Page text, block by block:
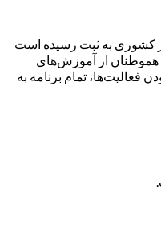
کشوری به ثبت رسیده است
از آموزش‌های
فعالیت‌ها، تمام برنامه به